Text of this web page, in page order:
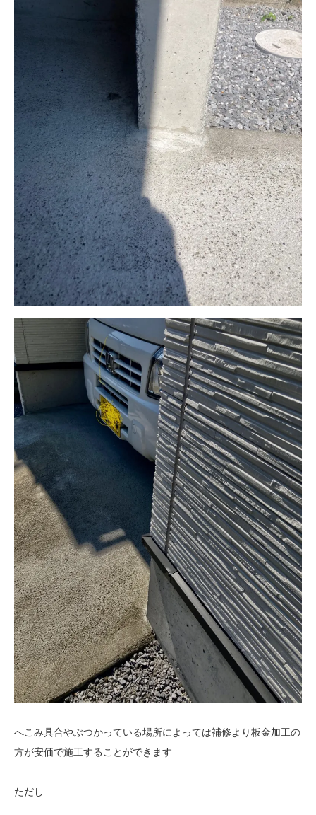
へこみ具合やぶつかっている場所によっては補修より板金加工の
方が安価で施工することができます
ただし